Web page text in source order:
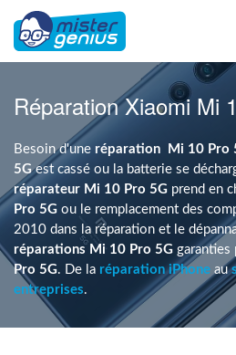
Réparations –
Magasins informatiques
Particulier
PME
Réparation Xiaomi Mi
Besoin d'une réparation Mi 10 Pro
5Gest cassé ou la batterie se
réparateur Mi 10 Pro 5G prend en
Pro 5G ou le remplacement des
2010 dans la réparation et le
réparations Mi 10 Pro 5G garanties
Pro 5G. De la réparation iPhone au
entreprises.